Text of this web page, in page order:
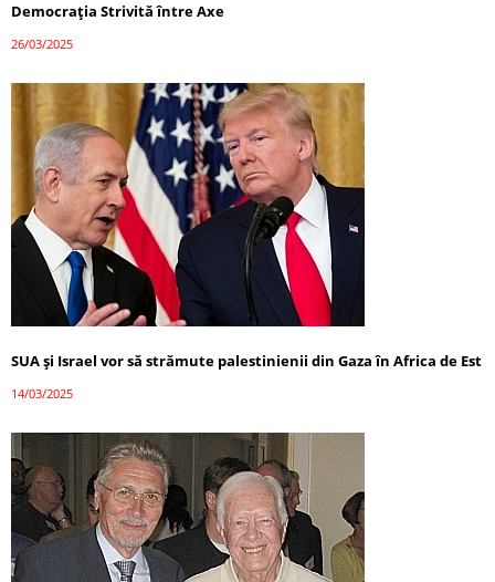
Democrația Strivită între Axe
26/03/2025
SUA și Israel vor să strămute palestinienii din Gaza în Africa de Est
14/03/2025